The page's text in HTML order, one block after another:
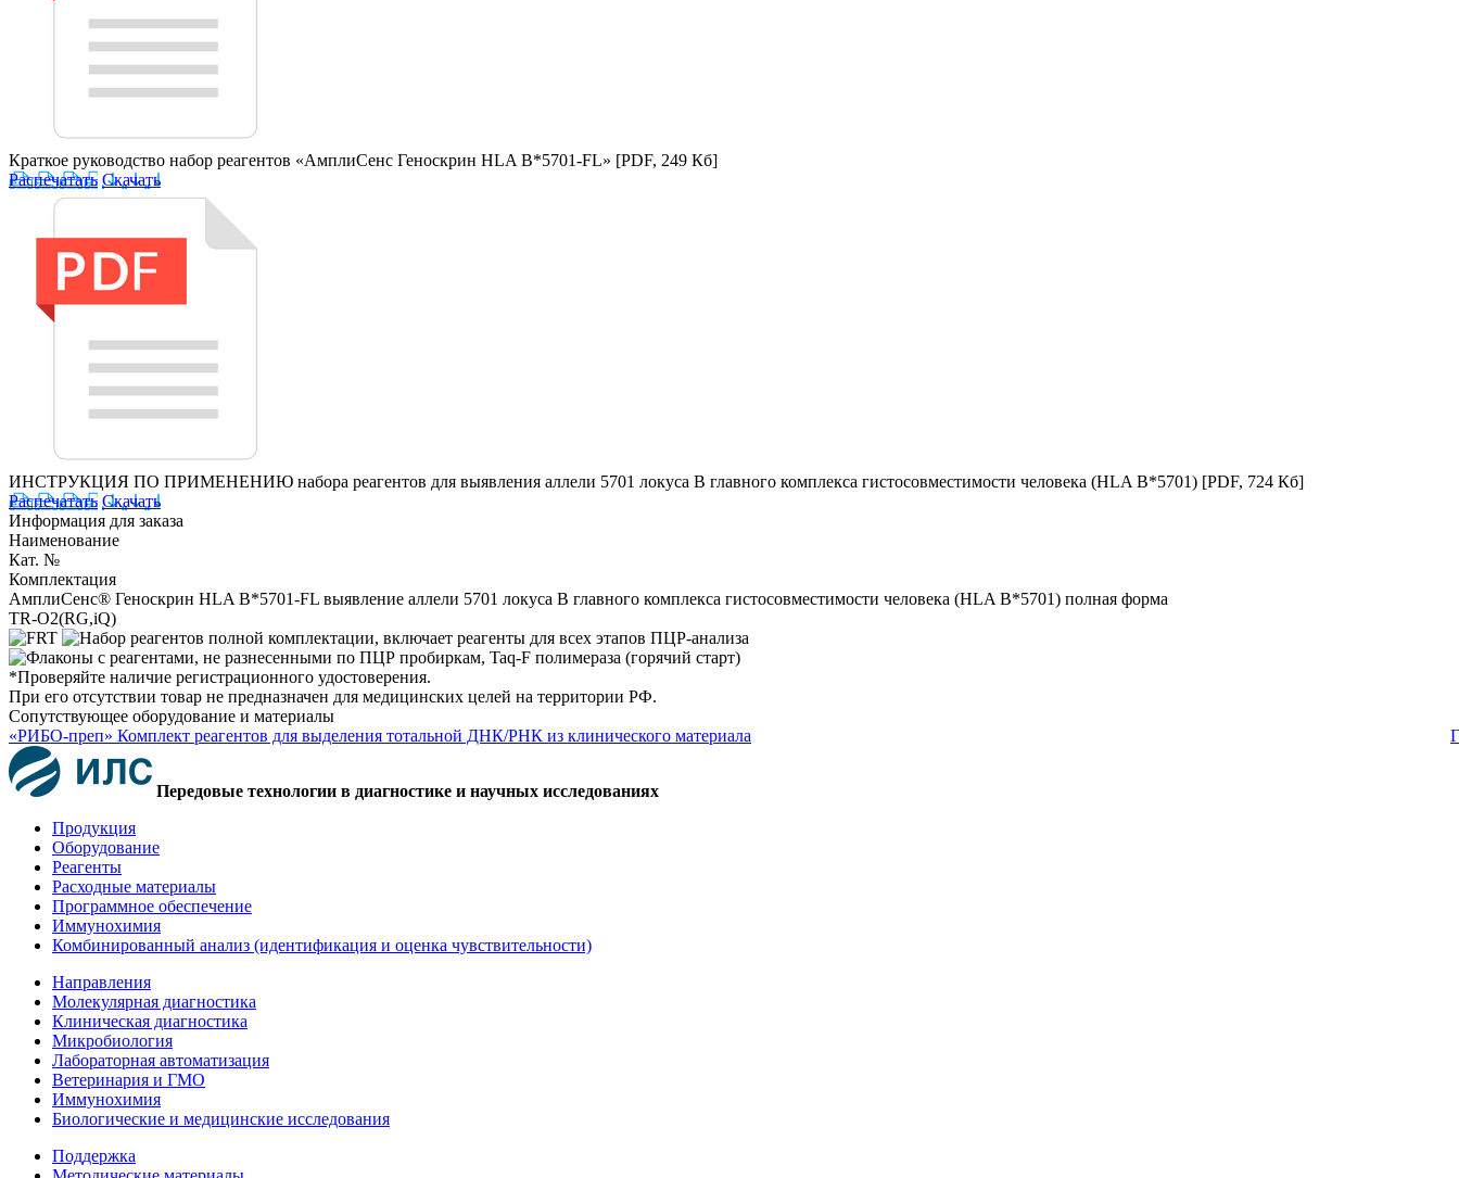
Краткое руководство набор реагентов «АмплиСенс Геноскрин HLA B*5701-FL» [PDF, 249 Кб]
Распечатать Скачать
ИНСТРУКЦИЯ ПО ПРИМЕНЕНИЮ набора реагентов для выявления аллели 5701 локуса В главного комплекса гистосовместимости человека (HLA B*5701) [PDF, 724 Кб]
Распечатать Скачать
Информация для заказа
Наименование
Кат. №
Комплектация
АмплиСенс® Геноскрин HLA B*5701-FL выявление аллели 5701 локуса В главного комплекса гистосовместимости человека (HLA B*5701) полная форма
TR-O2(RG,iQ)
*Проверяйте наличие регистрационного удостоверения.
При его отсутствии товар не предназначен для медицинских целей на территории РФ.
Сопутствующее оборудование и материалы
«РИБО-преп» Комплект реагентов для выделения тотальной ДНК/РНК из клинического материала
Передовые технологии в диагностике и научных исследованиях
Продукция
Оборудование
Реагенты
Расходные материалы
Программное обеспечение
Иммунохимия
Комбинированный анализ (идентификация и оценка чувствительности)
Направления
Молекулярная диагностика
Клиническая диагностика
Микробиология
Лабораторная автоматизация
Ветеринария и ГМО
Иммунохимия
Биологические и медицинские исследования
Поддержка